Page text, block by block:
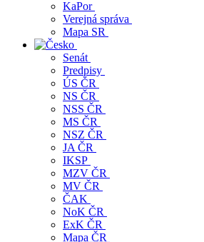
KaPor
Verejná správa
Mapa SR
Senát
Predpisy
ÚS ČR
NS ČR
NSS ČR
MS ČR
NSZ ČR
JA ČR
IKSP
MZV ČR
MV ČR
ČAK
NoK ČR
ExK ČR
Mapa ČR